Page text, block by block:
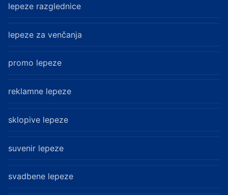
lepeze razglednice
lepeze za venčanja
promo lepeze
reklamne lepeze
sklopive lepeze
suvenir lepeze
svadbene lepeze